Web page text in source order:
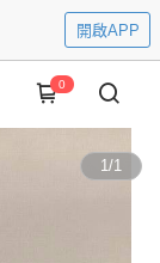
開啟APP
0
1/1